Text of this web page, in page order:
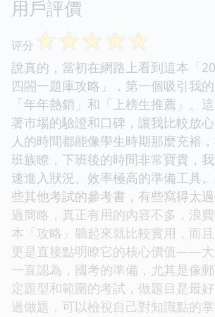
用戶評價
评分 ☆☆☆☆☆
說真的，當初在網路上看到這本「
四閤一題庫攻略」，第一個吸引我
「年年熱銷」和「上榜生推薦」。
著市場的驗證和口碑，讓我比較放
人的時間都能像學生時期那麼充裕
班族瞭，下班後的時間非常寶貴，
速進入狀況、效率極高的準備工具
些其他考試的參考書，有些寫得太
過簡略，真正有用的內容不多，浪
本「攻略」聽起來就比較實用，而
更是直接點明瞭它的核心價值——
一直認為，國考的準備，尤其是像
定題型和範圍的考試，做題目是最
過做題，可以檢視自己對知識點的